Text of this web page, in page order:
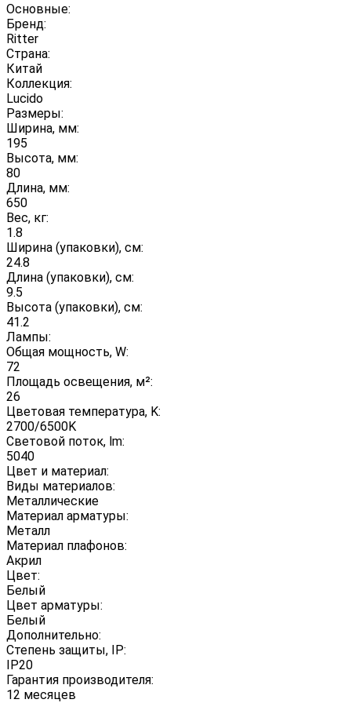
Основные:
Бренд:
Ritter
Страна:
Китай
Коллекция:
Lucido
Размеры:
Ширина, мм:
195
Высота, мм:
80
Длина, мм:
650
Вес, кг:
1.8
Ширина (упаковки), см:
24.8
Длина (упаковки), см:
9.5
Высота (упаковки), см:
41.2
Лампы:
Общая мощность, W:
72
Площадь освещения, м²:
26
Цветовая температура, K:
2700/6500K
Световой поток, lm:
5040
Цвет и материал:
Виды материалов:
Металлические
Материал арматуры:
Металл
Материал плафонов:
Акрил
Цвет:
Белый
Цвет арматуры:
Белый
Дополнительно:
Степень защиты, IP:
IP20
Гарантия производителя:
12 месяцев